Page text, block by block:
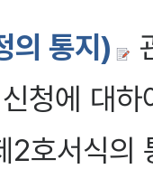
의 통지)
청에 대
2호서식의